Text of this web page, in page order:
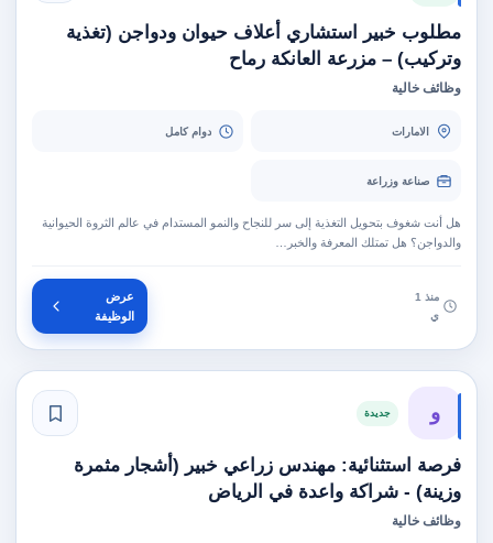
مطلوب خبير استشاري أعلاف حيوان ودواجن (تغذية
وتركيب) – مزرعة العانكة رماح
وظائف خالية
الامارات دوام كامل
صناعة وزراعة
هل أنت شغوف بتحويل التغذية إلى سر للنجاح والنمو المستدام في عالم الثروة الحيوانية
والدواجن؟ هل تمتلك المعرفة والخبر…
منذ 1
ي
عرض
الوظيفة
و جديدة
فرصة استثنائية: مهندس زراعي خبير (أشجار مثمرة
وزينة) - شراكة واعدة في الرياض
وظائف خالية